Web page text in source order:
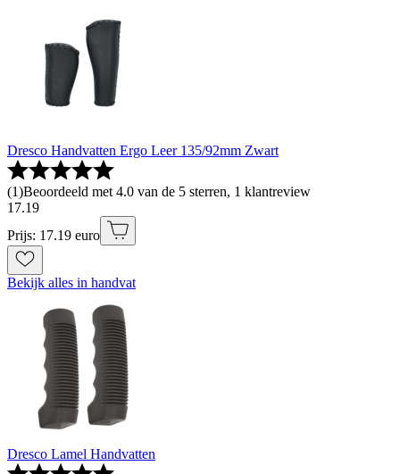
Dresco Handvatten Ergo Leer 135/92mm Zwart
(1)Beoordeeld met 4.0 van de 5 sterren, 1 klantreview
17.19
Prijs: 17.19 euro
Bekijk alles in handvat
Dresco Lamel Handvatten